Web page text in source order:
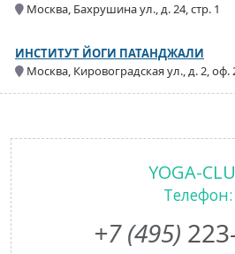
Москва, Бахрушина ул., д. 24, стр. 1
ИНСТИТУТ ЙОГИ ПАТАНДЖАЛИ
Москва, Кировоградская ул., д. 2, оф.
YOGA-
Телефон:
+7 (495)